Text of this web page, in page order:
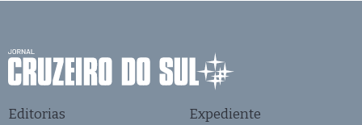
Editorias Expediente